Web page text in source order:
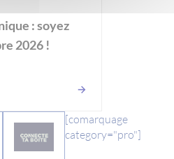
: soyez
2026 !
[comarquage
category="pro"]